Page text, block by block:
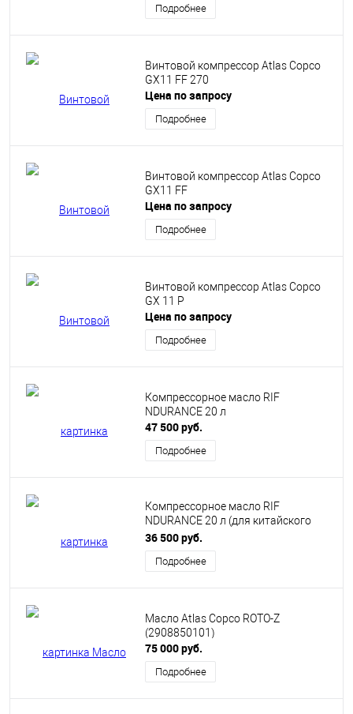
Подробнее
Винтовой компрессор Atlas Copco
GX11 FF 270
Цена по запросу
Подробнее
Винтовой компрессор Atlas Copco
GX11 FF
Цена по запросу
Подробнее
Винтовой компрессор Atlas Copco
GX 11 P
Цена по запросу
Подробнее
Компрессорное масло RIF
NDURANCE 20 л
47 500 руб.
Подробнее
Компрессорное масло RIF
NDURANCE 20 л (для китайского
рынка)
36 500 руб.
Подробнее
Масло Atlas Copco ROTO-Z
(2908850101)
75 000 руб.
Подробнее